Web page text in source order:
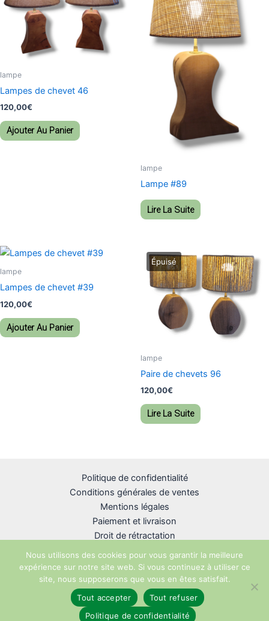
lampe
Lampes de chevet 46
120,00€
Ajouter Au Panier
lampe
Lampe #89
Lire La Suite
lampe
Lampes de chevet #39
120,00€
Ajouter Au Panier
lampe
Paire de chevets 96
120,00€
Lire La Suite
Politique de confidentialité
Conditions générales de ventes
Mentions légales
Paiement et livraison
Droit de rétractation
Copyright © 2026 R-unik Création
Nous utilisons des cookies pour vous garantir la meilleure
expérience sur notre site web. Si vous continuez à utiliser ce
site, nous supposerons que vous en êtes satisfait.
Tout accepter
Tout refuser
Politique de confidentialité